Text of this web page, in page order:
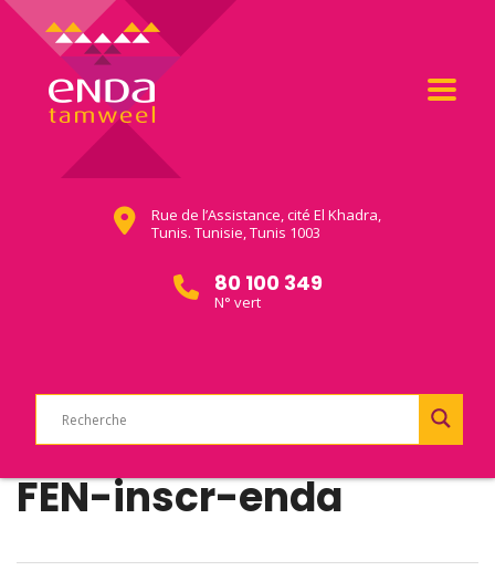
Rue de l’Assistance, cité El Khadra,
Tunis. Tunisie, Tunis 1003
80 100 349
N° vert
FEN-inscr-enda